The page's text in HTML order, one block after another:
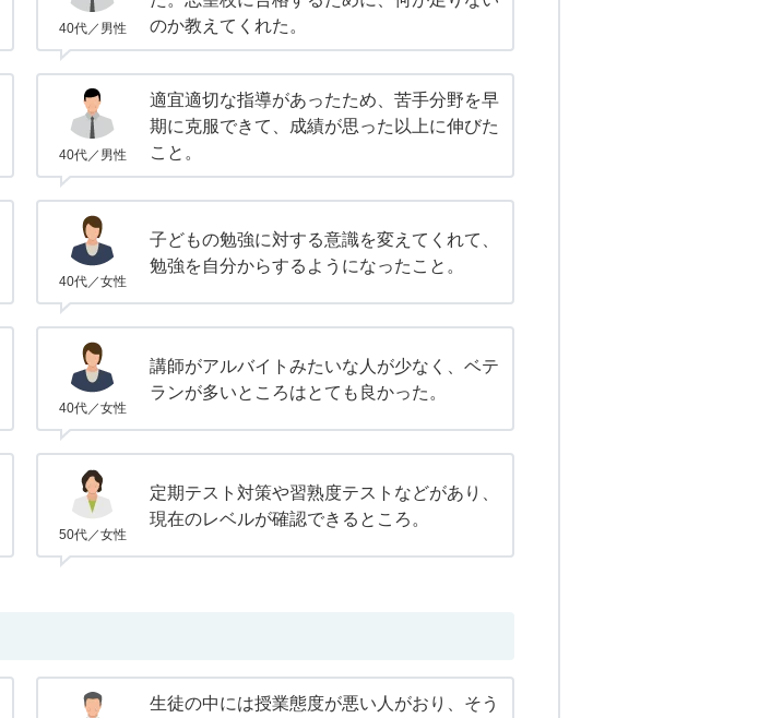
40代／男性
のか教えてくれた。
40代／男性
適宜適切な指導があったため、苦手分野を早
期に克服できて、成績が思った以上に伸びた
こと。
40代／女性
子どもの勉強に対する意識を変えてくれて、
勉強を自分からするようになったこと。
40代／女性
講師がアルバイトみたいな人が少なく、ベテ
ランが多いところはとても良かった。
50代／女性
定期テスト対策や習熟度テストなどがあり、
現在のレベルが確認できるところ。
生徒の中には授業態度が悪い人がおり、そう